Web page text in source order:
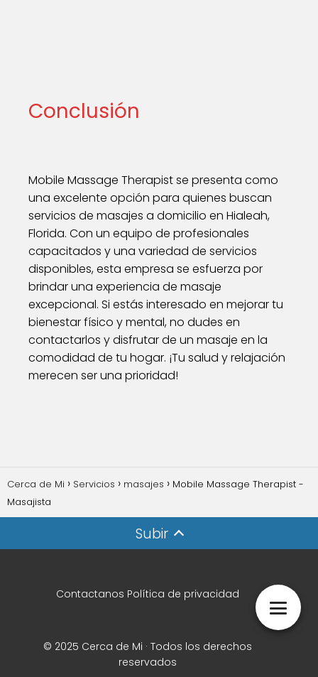
Conclusión
Mobile Massage Therapist se presenta como
una excelente opción para quienes buscan
servicios de masajes a domicilio en Hialeah,
Florida. Con un equipo de profesionales
capacitados y una variedad de servicios
disponibles, esta empresa se esfuerza por
brindar una experiencia de masaje
excepcional. Si estás interesado en mejorar tu
bienestar físico y mental, no dudes en
contactarlos y disfrutar de un masaje en la
comodidad de tu hogar. ¡Tu salud y relajación
merecen ser una prioridad!
Cerca de Mi Servicios masajes
Mobile Massage Therapist -
Masajista
Subir
Contactanos Política de privacidad
© 2025 Cerca de Mi · Todos los derechos
reservados